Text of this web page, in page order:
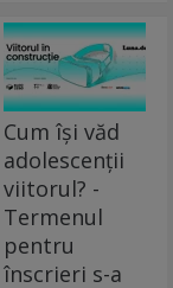
Cum își văd
adolescenții
viitorul? -
Termenul
pentru
înscrieri s-a